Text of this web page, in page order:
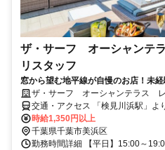
ザ・サーフ オーシャンテ
リスタッフ
窓から望む地平線が自慢のお店！未
ザ・サーフ オーシャンテラス レ
交通・アクセス 「検見川浜駅」よ
時給1,350円以上
千葉県千葉市美浜区
勤務時間詳細 【平日】15:00～